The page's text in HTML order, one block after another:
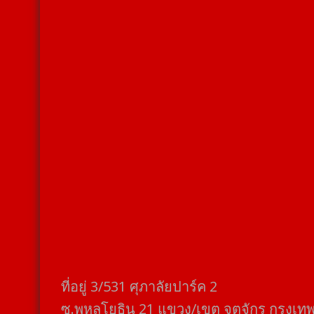
ที่อยู่​ 3/531​ ศุภาลัยปาร์ค​ 2
ซ.พหลโยธิน​ 21​ แขวง/เขต​ จตุจักร​ กรุงเท